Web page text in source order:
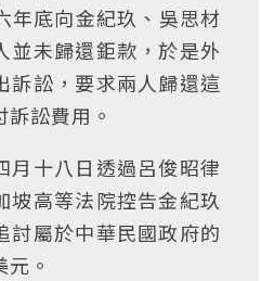
年底向金紀玖、吳思材
並未歸還鉅款，於是外
訴訟，要求兩人歸還這
訟費用。
月十八日透過呂俊昭律
坡高等法院控告金紀玖
討屬於中華民國政府的
。